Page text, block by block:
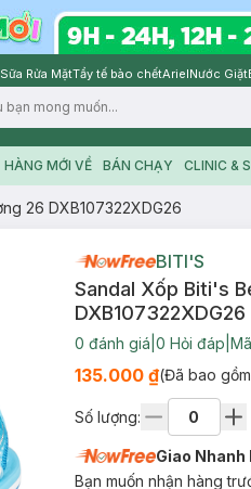
Sữa Rửa MặtTẩy tế bào chếtArielNước Giặt
HÀNG MỚI VỀ BÁN CHẠY CLINIC &
26 DXB107322XDG26
BITI'S
Sandal Xốp Biti's
DXB107322XDG26
0 đánh giá 0 Hỏi đáp
135.000 ₫(Đã bao
Số lượng:
Giao Nhanh
Bạn muốn nhận hàng